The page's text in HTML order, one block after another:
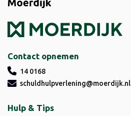
Contact opnemen
14 0168
schuldhulpverlening@moerdijk.nl
Hulp & Tips